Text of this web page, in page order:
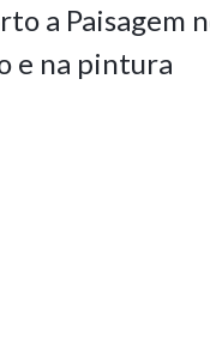
a Paisagem
e na pintura